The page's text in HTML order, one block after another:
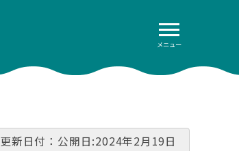
メニュー
更新日付：公開日:2024年2月19日